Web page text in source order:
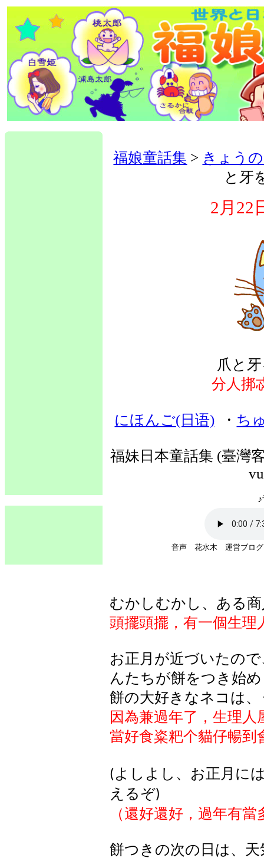
福娘童話集 > きょう
と牙
2月22
爪と
分人挷
にほんご(日语) ・ ち
福妹日本童話集 (臺灣
音声 花水木 運営ブロ
むかしむかし、ある
頭擺頭擺，有一個生理
お正月が近づいたの
んたちが餅をつき始
餅の大好きなネコは
因為兼過年了，生理
當好食粢粑个貓仔暢到
( よしよし、お正月に
えるぞ)
（還好還好，過年有
餅つきの次の日は、